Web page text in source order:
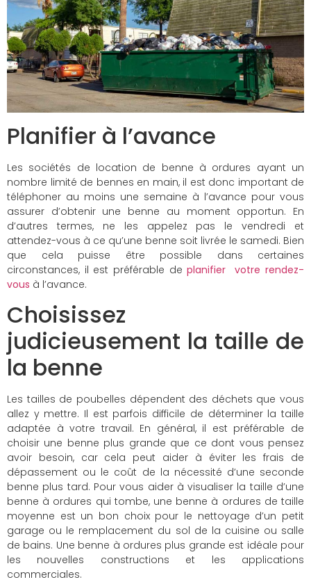
Planifier à l’avance
Les sociétés de location de benne à ordures ayant un
nombre limité de bennes en main, il est donc important de
téléphoner au moins une semaine à l’avance pour vous
assurer d’obtenir une benne au moment opportun. En
d’autres termes, ne les appelez pas le vendredi et
attendez-vous à ce qu’une benne soit livrée le samedi. Bien
que cela puisse être possible dans certaines
circonstances, il est préférable deplanifier votre rendez-
vous à l’avance.
Choisissez
judicieusement la taille de
la benne
Les tailles de poubelles dépendent des déchets que vous
allez y mettre. Il est parfois difficile de déterminer la taille
adaptée à votre travail. En général, il est préférable de
choisir une benne plus grande que ce dont vous pensez
avoir besoin, car cela peut aider à éviter les frais de
dépassement ou le coût de la nécessité d’une seconde
benne plus tard. Pour vous aider à visualiser la taille d’une
benne à ordures qui tombe, une benne à ordures de taille
moyenne est un bon choix pour le nettoyage d’un petit
garage ou le remplacement du sol de la cuisine ou salle
de bains. Une benne à ordures plus grande est idéale pour
les nouvelles constructions et les applications
commerciales.